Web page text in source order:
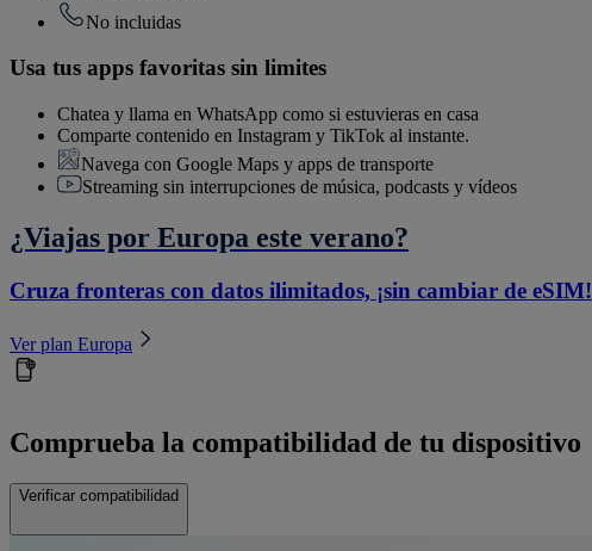
No incluidas
Usa tus apps favoritas sin limites
Chatea y llama en WhatsApp como si estuvieras en casa
Comparte contenido en Instagram y TikTok al instante.
Navega con Google Maps y apps de transporte
Streaming sin interrupciones de música, podcasts y vídeos
¿Viajas por Europa este verano?
Cruza fronteras con datos ilimitados, ¡sin cambiar de eSIM!
Ver plan Europa
Comprueba la compatibilidad de tu dispositivo
Verificar compatibilidad